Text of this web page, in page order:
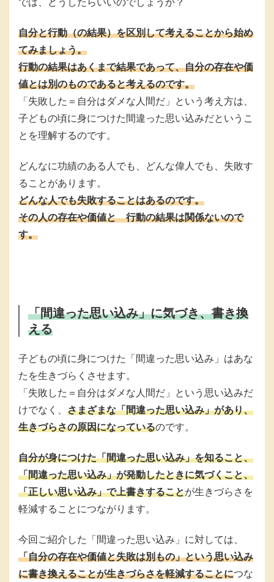
では、どうしたらいいのでしょうか？
自分と行動（の結果）を区別して考えることから始め
てみましょう。
行動の結果はあくまで結果であって、自分の存在や価
値とは別のものであると考えるのです。
「失敗した＝自分はダメな人間だ」という考え方は、
子どもの頃に身につけた間違った思い込みだというこ
とを理解するのです。
どんなに功績のある人でも、どんな偉人でも、失敗す
ることがあります。
どんな人でも失敗することはあるのです。
その人の存在や価値と 行動の結果は関係ないので
す。
「間違った思い込み」に気づき、書き換
える
子どもの頃に身につけた「間違った思い込み」はあな
たを生きづらくさせます。
「失敗した＝自分はダメな人間だ」という思い込みだ
けでなく、 さまざまな「間違った思い込み」があり、
生きづらさの原因になっているのです。
自分が身につけた「間違った思い込み」を知ること、
「間違った思い込み」が発動したときに気づくこと、
「正しい思い込み」で上書きすることが生きづらさを
軽減することにつながります。
今回ご紹介した「間違った思い込み」に対しては、
「自分の存在や価値と失敗は別もの」という思い込み
に書き換えることが生きづらさを軽減することにつな